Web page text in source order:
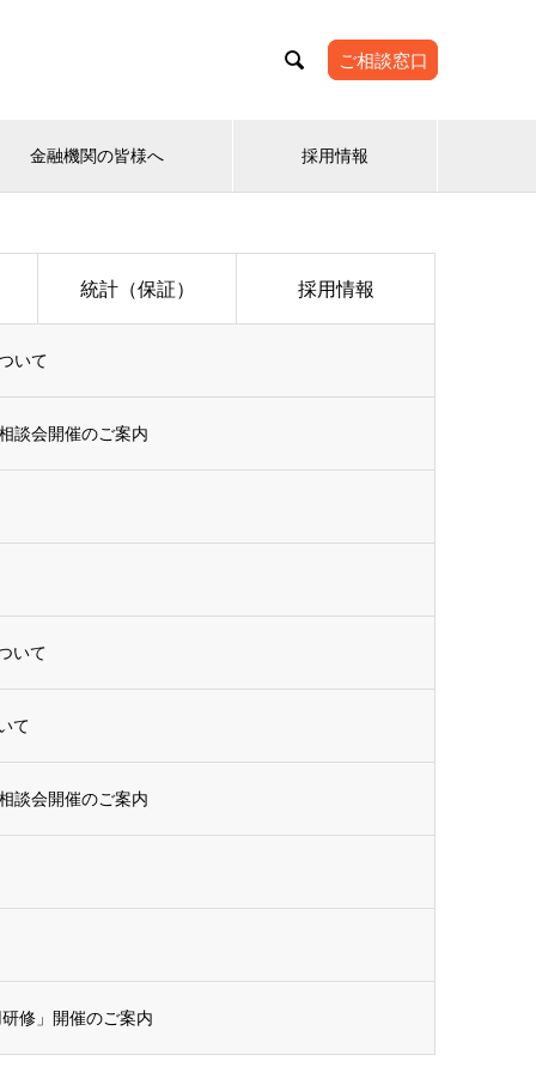
 ご相談窓口
金融機関の皆様へ 採用情報
統計（保証） 採用情報
いて
談会開催のご案内
いて
て
談会開催のご案内
修」開催のご案内